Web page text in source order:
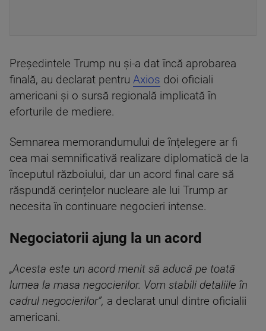
Președintele Trump nu și-a dat încă aprobarea
finală, au declarat pentru Axios doi oficiali
americani și o sursă regională implicată în
eforturile de mediere.
Semnarea memorandumului de înțelegere ar fi
cea mai semnificativă realizare diplomatică de la
începutul războiului, dar un acord final care să
răspundă cerințelor nucleare ale lui Trump ar
necesita în continuare negocieri intense.
Negociatorii ajung la un acord
„Acesta este un acord menit să aducă pe toată
lumea la masa negocierilor. Vom stabili detaliile în
cadrul negocierilor”, a declarat unul dintre oficialii
americani.